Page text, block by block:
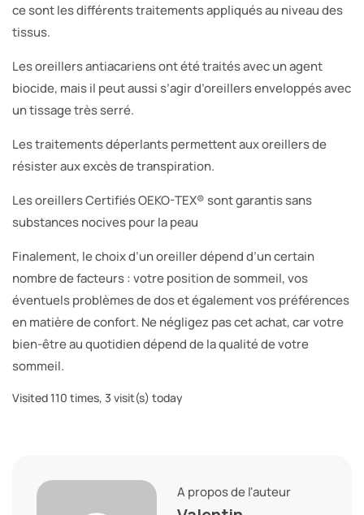
ce sont les différents traitements appliqués au niveau des
tissus.
Les oreillers antiacariens ont été traités avec un agent
biocide, mais il peut aussi s’agir d’oreillers enveloppés avec
un tissage très serré.
Les traitements déperlants permettent aux oreillers de
résister aux excès de transpiration.
Les oreillers Certifiés OEKO-TEX® sont garantis sans
substances nocives pour la peau
Finalement, le choix d’un oreiller dépend d’un certain
nombre de facteurs : votre position de sommeil, vos
éventuels problèmes de dos et également vos préférences
en matière de confort. Ne négligez pas cet achat, car votre
bien-être au quotidien dépend de la qualité de votre
sommeil.
Visited 110 times, 3 visit(s) today
A propos de l'auteur